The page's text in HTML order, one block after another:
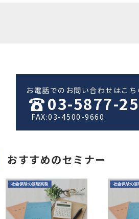
お電話でのお問い合わせはこち
03-5877-
FAX:03-4500-9660
おすすめのセミナー